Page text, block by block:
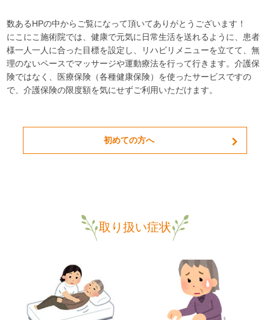
数あるHPの中からご覧になって頂いてありがとうございます！
にこにこ施術院では、健康で元気に日常生活を送れるように、患者
様一人一人に合った目標を設定し、リハビリメニューを立てて、無
理のないペースでマッサージや運動療法を行って行きます。介護保
険ではなく、医療保険（各種健康保険）を使ったサービスですの
で、介護保険の限度額を気にせずご利用いただけます。
初めての方へ
取り扱い症状